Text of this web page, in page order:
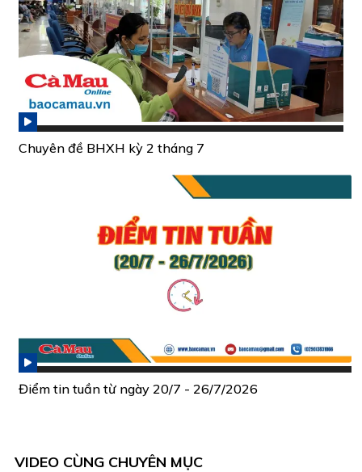
Chuyên đề BHXH kỳ 2 tháng 7
Điểm tin tuần từ ngày 20/7 - 26/7/2026
VIDEO CÙNG CHUYÊN MỤC